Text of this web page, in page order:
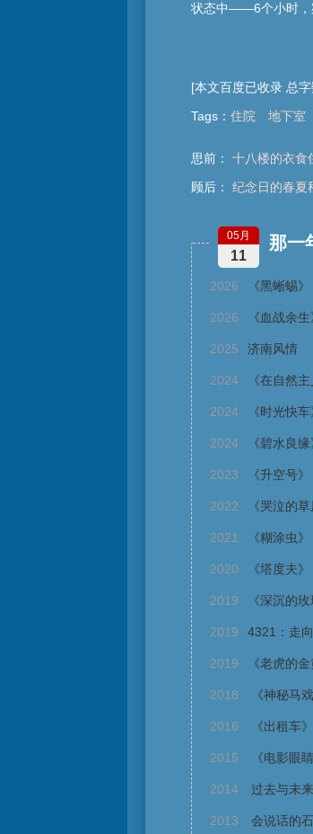
状态中——6个小时，
[本文百度已收录 总
Tags ： 住院 地下室
思前：
十八楼的衣食
顾后：
纪念日的春夏
那一
05月
11
2026 《黑蜥蜴
2026 《血战余
2025 济南风情
2024 《在自然
2024 《时光快
2024 《碧水良
2023 《升空号
2022 《哭泣的
2021 《糊涂虫
2020 《塔度夫
2019 《深沉的
2019 4321：走
2019 《老虎的
2018 《神秘马
2016 《出租车
2015 《电影眼
2014 过去与未
2013 会说话的